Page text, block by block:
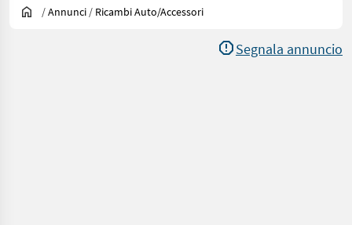
/Annunci / Ricambi Auto/accessori
Segnala annuncio